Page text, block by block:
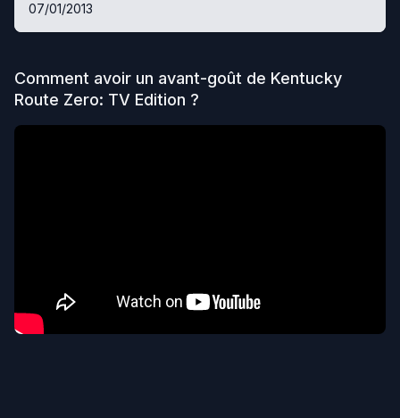
07/01/2013
Comment avoir un avant-goût de Kentucky
Route Zero: TV Edition ?